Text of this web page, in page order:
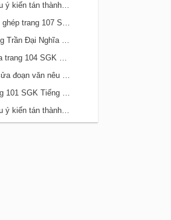
Bài 21 Viết đoạn văn nêu ý kiến tán thành một sự việc, hiện tượng (Bài viết số 2) trang 108 SGK Tiếng Việt 5 Kết nối tri thức tập 2
Bài 21 Luyện tập về câu ghép trang 107 SGK Tiếng Việt 5 Kết nối tri thức tập 2
Bài 21 Anh hùng lao động Trần Đại Nghĩa trang 106 SGK Tiếng Việt 5 Kết nối tri thức tập 2
Bài 20 Đền ơn đáp nghĩa trang 104 SGK Tiếng Việt 5 Kết nối tri thức tập 2
Bài 20 Đánh giá, chỉnh sửa đoạn văn nêu ý kiến tán thành một sự vật, hiện tượng trang 103 SGK Tiếng Việt 5 Kết nối tri thức tập 2
Bài 20 Cụ Đồ Chiểu trang 101 SGK Tiếng Việt 5 Kết nối tri thức tập 2
Bài 19 Viết đoạn văn nêu ý kiến tán thành một sự việc, hiện tượng (Bài viết số 1) trang 100 SGK Tiếng Việt 5 Kết nối tri thức tập 2